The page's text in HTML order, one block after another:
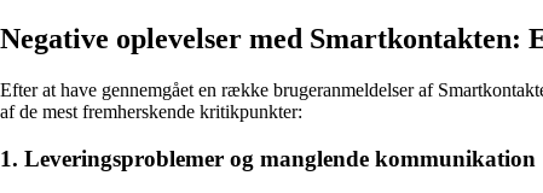
Negative oplevelser med Smartkontakten:
Efter at have gennemgået en række brugeranmeldelser af
af de mest fremherskende kritikpunkter:
1. Leveringsproblemer og manglende kommunikation